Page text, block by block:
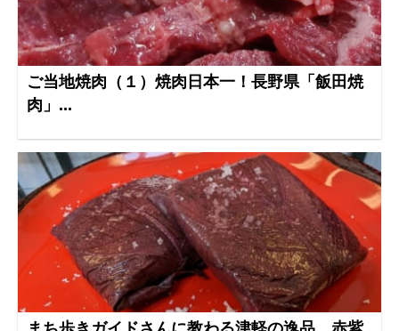
ご当地焼肉（１）焼肉日本一！長野県「飯田焼
肉」...